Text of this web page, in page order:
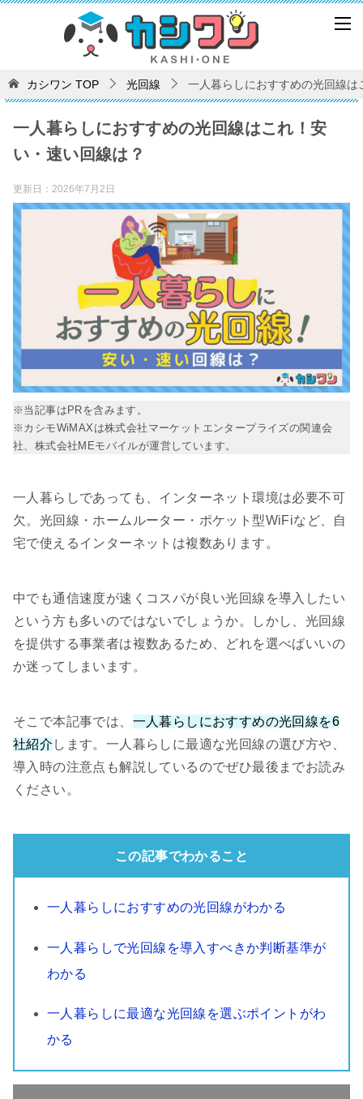
カシワン TOP 光回線 一人暮らしにおすすめの光回線
一人暮らしにおすすめの光回線はこれ！安
い・速い回線は？
更新日： 2026年7月2日
※当記事はPRを含みます。
※カシモWiMAXは株式会社マーケットエンタープライズの関連会
社、株式会社MEモバイルが運営しています。
一人暮らしであっても、インターネット環境は必要不可
欠。光回線・ホームルーター・ポケット型WiFiなど、自
宅で使えるインターネットは複数あります。
中でも通信速度が速くコスパが良い光回線を導入したい
という方も多いのではないでしょうか。しかし、光回線
を提供する事業者は複数あるため、どれを選べばいいの
か迷ってしまいます。
そこで本記事では、 一人暮らしにおすすめの光回線を6
社紹介 します。一人暮らしに最適な光回線の選び方や、
導入時の注意点も解説しているのでぜひ最後までお読み
ください。
この記事でわかること
一人暮らしにおすすめの光回線がわかる
一人暮らしで光回線を導入すべきか判断基準が
わかる
一人暮らしに最適な光回線を選ぶポイントがわ
かる